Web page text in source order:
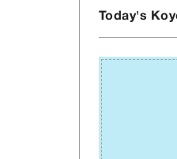
Today's